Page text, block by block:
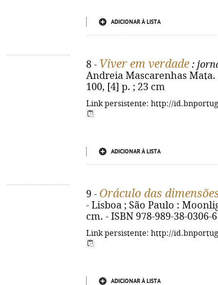
ADICIONAR À LISTA
8 - Viver em verdade :
Andreia Mascarenhas
100, [4] p. ; 23 cm
Link persistente: http://
ADICIONAR À LISTA
9 - Oráculo das
- Lisboa ; São Paulo :
cm. - ISBN 978-989-38-0306-6
Link persistente: http://
ADICIONAR À LISTA